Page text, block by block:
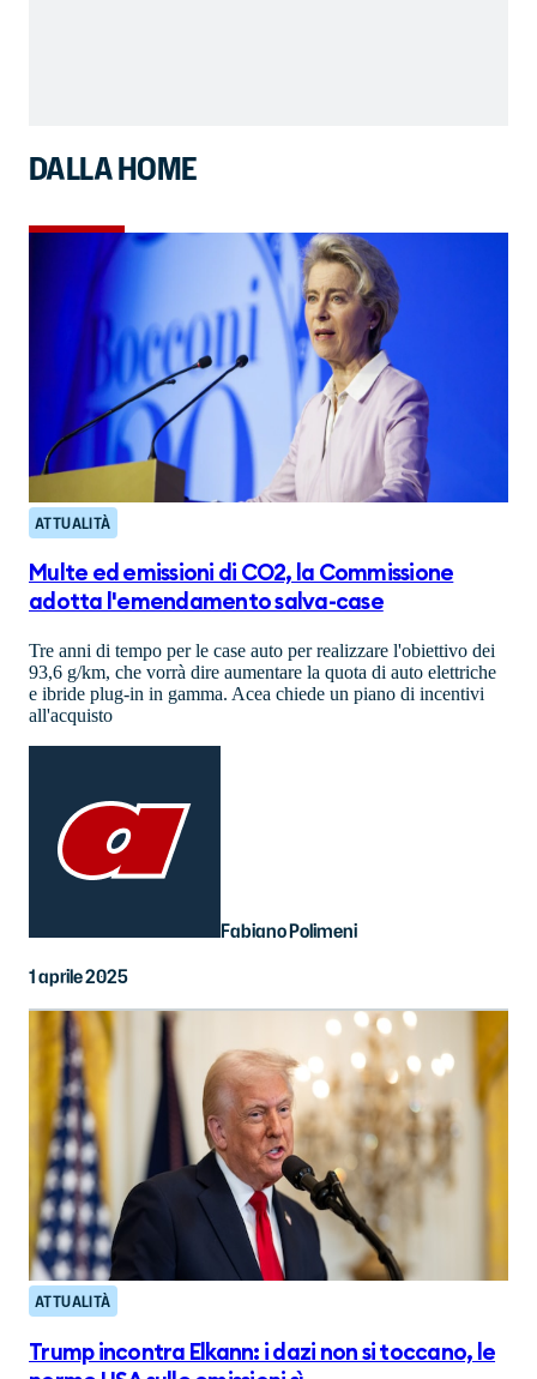
DALLA HOME
ATTUALITÀ
Multe ed emissioni di CO2, la Commissione
adotta l'emendamento salva-case
Tre anni di tempo per le case auto per realizzare l'obiettivo dei
93,6 g/km, che vorrà dire aumentare la quota di auto elettriche
e ibride plug-in in gamma. Acea chiede un piano di incentivi
all'acquisto
Fabiano Polimeni
1 aprile 2025
ATTUALITÀ
Trump incontra Elkann: i dazi non si toccano, le